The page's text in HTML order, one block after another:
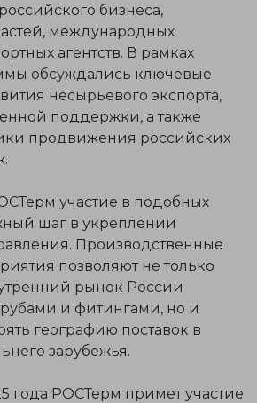
бизнеса,
международных
агентств. В рамках
обсуждались ключевые
несырьевого экспорта,
поддержки, а также
продвижения российских
участие в подобных
шаг в укреплении
. Производственные
позволяют не только
рынок России
и фитингами, но и
географию поставок в
зарубежья.
года РОСТерм примет участие